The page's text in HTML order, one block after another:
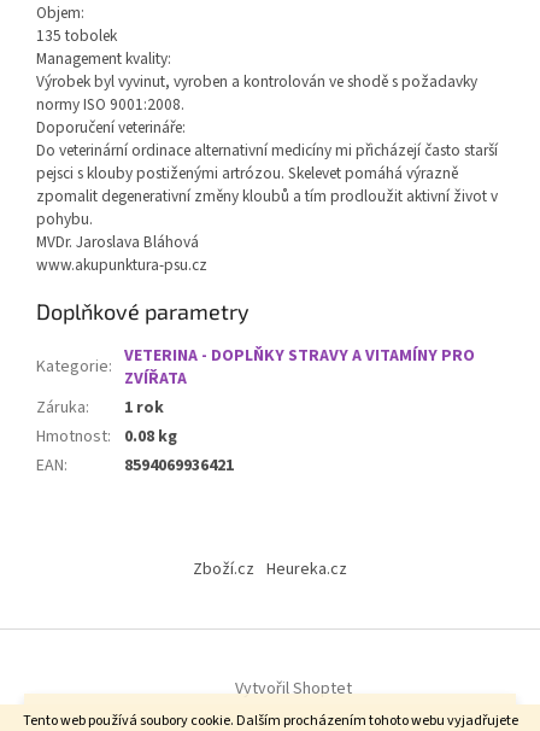
Tento web používá soubory cookie. Dalším procházením tohoto webu vyjadřujete
Vážení zákazníci, od 6.8. do 14.8.2026. u nás probíhá firemní dovolená.
Objem:
135 tobolek
Management kvality:
Výrobek byl vyvinut, vyroben a kontrolován ve shodě s požadavky
normy ISO 9001:2008.
Doporučení veterináře:
Do veterinární ordinace alternativní medicíny mi přicházejí často starší
pejsci s klouby postiženými artrózou. Skelevet pomáhá výrazně
zpomalit degenerativní změny kloubů a tím prodloužit aktivní život v
pohybu.
MVDr. Jaroslava Bláhová
www.akupunktura-psu.cz
Doplňkové parametry
Kategorie: VETERINA - DOPLŇKY STRAVY A VITAMÍNY PRO
ZVÍŘATA
Záruka:
1 rok
Hmotnost:
0.08 kg
EAN: 8594069936421
Zboží.cz Heureka.cz
Vytvořil Shoptet